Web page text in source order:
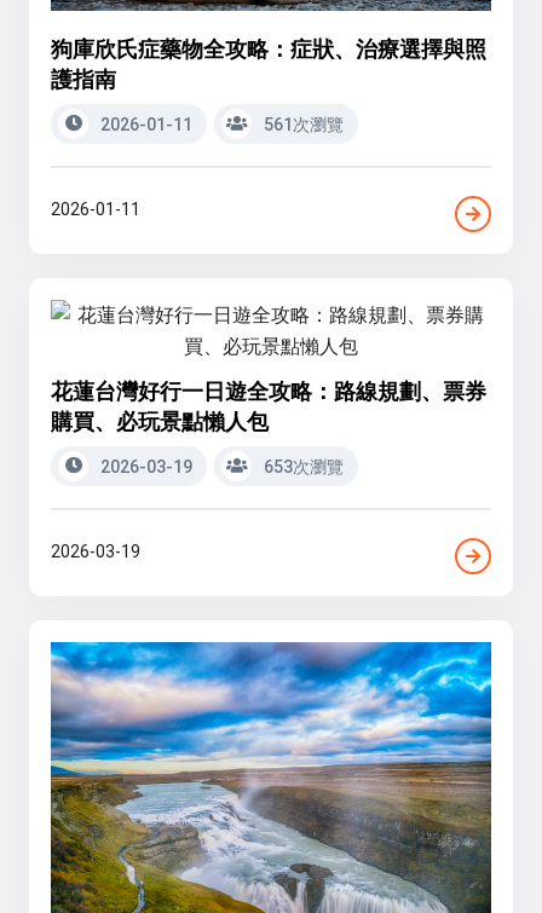
狗庫欣氏症藥物全攻略：症狀、治療選擇與照
護指南
2026-01-11 561次瀏覽
2026-01-11
花蓮台灣好行一日遊全攻略：路線規劃、票券
購買、必玩景點懶人包
2026-03-19 653次瀏覽
2026-03-19